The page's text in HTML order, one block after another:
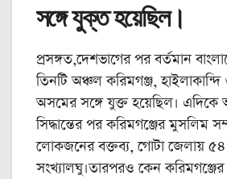
সঙ্গে যুক্ত হয়েছিল।
প্রসঙ্গত,দেশভাগের পর বর্তমান
তিনটি অঞ্চল করিমগঞ্জ,
অসমের সঙ্গে যুক্ত হয়েছিল। এদিকে
সিদ্ধান্তের পর করিমগঞ্জের মুসলিম
লোকজনের বক্তব্য, গোটা জেলায়
সংখ্যালঘু।তারপরও কেন